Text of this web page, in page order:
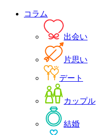
コラム
出会い
片思い
デート
カップル
結婚